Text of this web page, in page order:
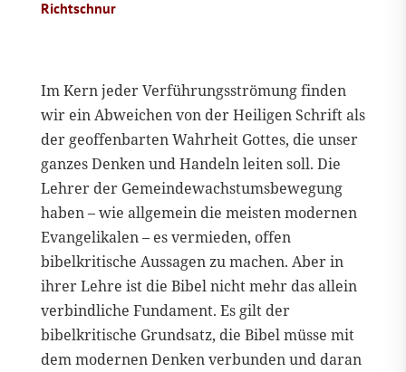
Richtschnur
Im Kern jeder Verführungsströmung finden
wir ein Abweichen von der Heiligen Schrift als
der geoffenbarten Wahrheit Gottes, die unser
ganzes Denken und Handeln leiten soll. Die
Lehrer der Gemeindewachstumsbewegung
haben – wie allgemein die meisten modernen
Evangelikalen – es vermieden, offen
bibelkritische Aussagen zu machen. Aber in
ihrer Lehre ist die Bibel nicht mehr das allein
verbindliche Fundament. Es gilt der
bibelkritische Grundsatz, die Bibel müsse mit
dem modernen Denken verbunden und daran